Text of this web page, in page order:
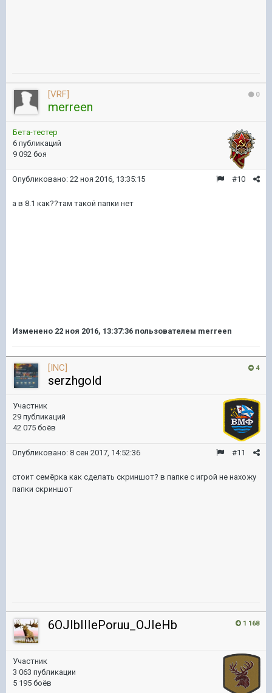
0
[VRF]
merreen
Бета-тестер
6 публикаций
9 092 боя
#10
Опубликовано: 22 ноя 2016, 13:35:15
а в 8.1 как??там такой папки нет
Изменено 22 ноя 2016, 13:37:36 пользователем merreen
4
[INC]
serzhgold
Участник
29 публикаций
42 075 боёв
#11
Опубликовано: 8 сен 2017, 14:52:36
стоит семёрка как сделать скриншот? в папке с игрой не нахожу
папки скриншот
1 168
6OJIbIIIePoruu_OJIeHb
Участник
3 063 публикации
5 195 боёв